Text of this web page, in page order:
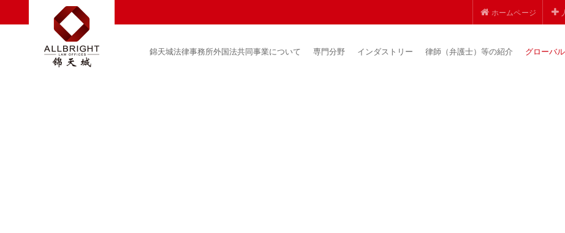
ホームページ
錦天城法律事務所外国法共同事業について 専門分野 インダストリー 律師（弁護士）等の紹介 グローバ